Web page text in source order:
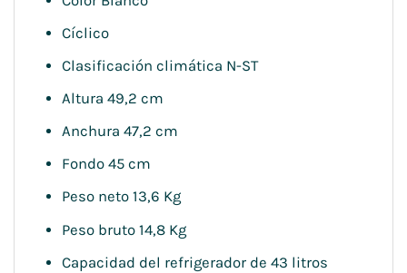
Cíclico
Clasificación climática N-ST
Altura 49,2 cm
Anchura 47,2 cm
Fondo 45 cm
Peso neto 13,6 Kg
Peso bruto 14,8 Kg
Capacidad del refrigerador de 43 litros